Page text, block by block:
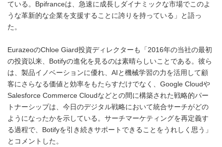
ている。Bpifranceは、急速に成長しダイナミックな市場でこのよ
うな革新的な企業を支援することに誇りを持っている」と語っ
た。
EurazeoのChloe Giard投資ディレクターも「2016年の当社の最初
の投資以来、Botifyの進化を見るのは素晴らしいことである。彼ら
は、製品イノベーションに優れ、AIと機械学習の力を活用して顧
客にさらなる価値と効率をもたらすだけでなく、Google Cloudや
Salesforce Commerce Cloudなどとの間に構築された戦略的パー
トナーシップは、今日のデジタル戦略において統合サーチがどの
ようになったかを示している。サーチマーケティングを再定義す
る過程で、Botifyを引き続きサポートできることをうれしく思う」
とコメントした。